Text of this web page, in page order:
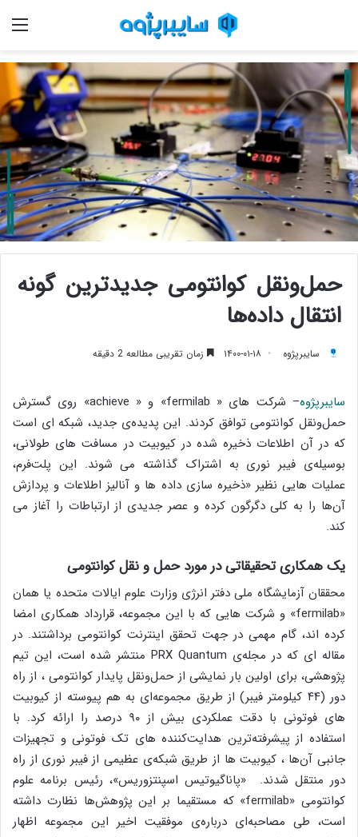
حمل‌ونقل کوانتومی جدیدترین گونه
انتقال داده‌ها
سایبرپژوه ۱۴۰۰-۰۱-۱۸ زمان تقریبی مطالعه 2 دقیقه
سایبرپژوه
– شرکت های « fermilab» و « achieve» روی گسترش
حمل‌ونقل کوانتومی توافق کردند. این پدیده‌ی جدید، شبکه ای است
که در آن اطلاعات ذخیره شده در کیوبیت در مسافت های طولانی،
بوسیله‌ی فیبر نوری به اشتراک گذاشته می شوند. این پلت‌فرم،
عملیات هایی نظیر «ذخیره سازی داده ها و آنالیز اطلاعات و پردازش
آن‌ها را به کلی دگرگون کرده و عصر جدیدی از ارتباطات را آغاز می
کند.
یک همکاری تحقیقاتی در مورد حمل و نقل کوانتومی
محققان آزمایشگاه ملی دفتر انرژی وزارت علوم ایالات متحده یا همان
«fermilab» و شرکت هایی که با این مجموعه، قرارداد همکاری امضا
کرده اند، گام مهمی در جهت تحقق اینترنت کوانتومی برداشتند. در
مقاله ای که در مجله‌ی PRX Quantum منتشر شده است، این تیم
پژوهشی، برای اولین بار نمایشی از حمل‌و‌نقل پایدار کوانتومی ، از راه
دور (۴۴ کیلومتر فیبر) از طریق مجموعه‌ای به هم پیوسته از کیوبیت
های فوتونی با دقت عملکردی بیش از ۹۰ درصد را ارائه کرد. با
استفاده از پیشرفته‌ترین هدایت‌کننده های تک فوتونی و تجهیزات
جانبی آن‌ها ، کیوبیت ها از طریق شبکه‌ی عظیمی از فیبر نوری از راه
دور منتقل شدند. «پاناگیوتیس اسپنتزوریس»، رئیس برنامه علوم
کوانتومی «fermilab» که مستقیما بر این پژوهش‌ها نظارت داشته
است، طی مصاحبه‌ای درباره‌ی موفقیت اخیر این مجموعه اظهار